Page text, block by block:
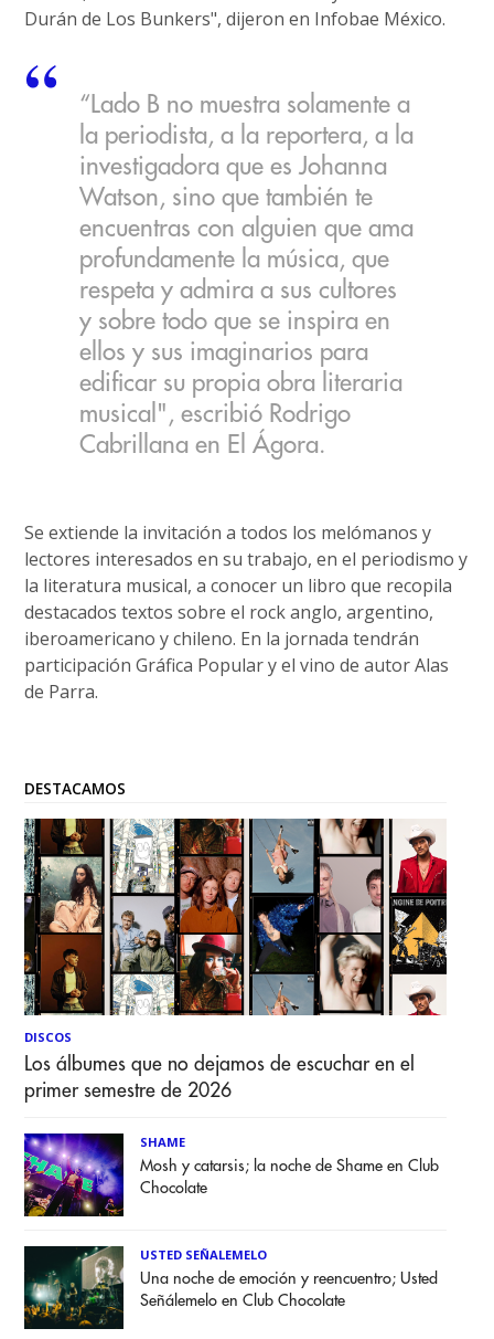
Durán de Los Bunkers", dijeron en Infobae México.
“Lado B no muestra solamente a
la periodista, a la reportera, a la
investigadora que es Johanna
Watson, sino que también te
encuentras con alguien que ama
profundamente la música, que
respeta y admira a sus cultores
y sobre todo que se inspira en
ellos y sus imaginarios para
edificar su propia obra literaria
musical", escribió Rodrigo
Cabrillana en El Ágora.
Se extiende la invitación a todos los melómanos y
lectores interesados en su trabajo, en el periodismo y
la literatura musical, a conocer un libro que recopila
destacados textos sobre el rock anglo, argentino,
iberoamericano y chileno. En la jornada tendrán
participación Gráfica Popular y el vino de autor Alas
de Parra.
DESTACAMOS
DISCOS
Los álbumes que no dejamos de escuchar en el
primer semestre de 2026
SHAME
Mosh y catarsis; la noche de Shame en Club
Chocolate
USTED SEÑALEMELO
Una noche de emoción y reencuentro; Usted
Señálemelo en Club Chocolate